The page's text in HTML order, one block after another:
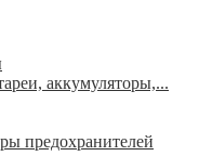
аккумуляторы,...
предохранителей